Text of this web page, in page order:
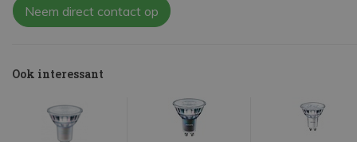
Neem direct contact op
Ook interessant